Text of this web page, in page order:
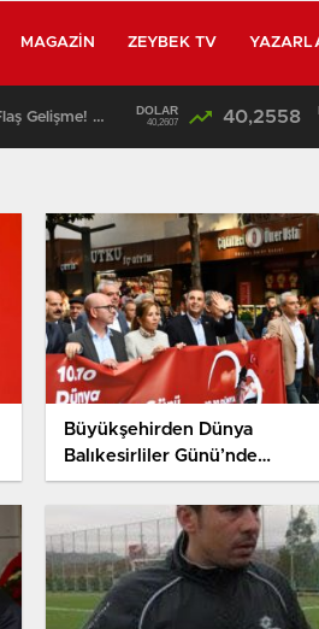
MAGAZIN ZEYBEK TV
SON DAKİKA: Kahramanmaraş’taki Okul Katliamında Flaş Gelişme! Emniyet Müdürü Baba Gözaltına Alınıyor DOLAR
40,2607 40,2558
Büyükşehirden Dünya
Balıkesirliler Günü’nde
muhteşem kortej